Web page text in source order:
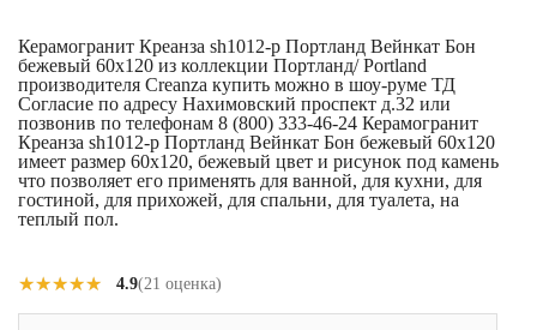
Керамогранит Креанза sh1012-p Портланд Вейнкат Бон
бежевый 60x120 из коллекции Портланд/ Portland
производителя Creanza купить можно в шоу-руме ТД
Согласие по адресу Нахимовский проспект д.32 или
позвонив по телефонам 8 (800) 333-46-24 Керамогранит
Креанза sh1012-p Портланд Вейнкат Бон бежевый 60x120
имеет размер 60x120, бежевый цвет и рисунок под камень
что позволяет его применять для ванной, для кухни, для
гостиной, для прихожей, для спальни, для туалета, на
теплый пол.
★★★★★
★★★★★ 4.9(21 оценка)